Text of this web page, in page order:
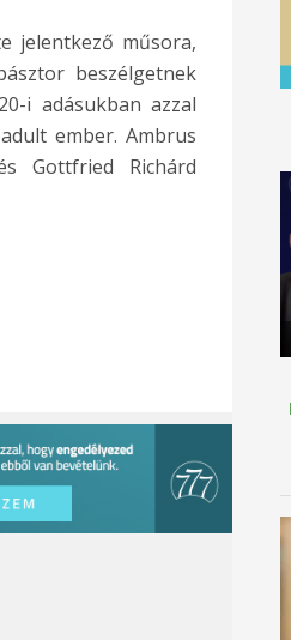
jelentkező műsora,
beszélgetnek
i adásukban azzal
ember. Ambrus
Gottfried Richárd